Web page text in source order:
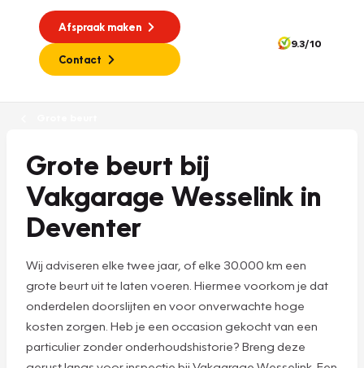
Afspraak maken
Contact
9.3/10
Grote beurt bij
Vakgarage Wesselink in
Deventer
Wij adviseren elke twee jaar, of elke 30.000 km een
grote beurt uit te laten voeren. Hiermee voorkom je dat
onderdelen doorslijten en voor onverwachte hoge
kosten zorgen. Heb je een occasion gekocht van een
particulier zonder onderhoudshistorie? Breng deze